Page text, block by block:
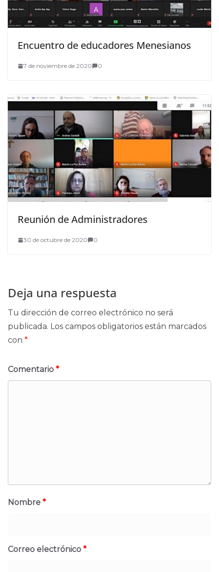
Encuentro de educadores Menesianos
7 de noviembre de 2020 0
Reunión de Administradores
30 de octubre de 2020 0
Deja una respuesta
Tu dirección de correo electrónico no será
publicada. Los campos obligatorios están marcados
con *
Comentario *
Nombre *
Correo electrónico *